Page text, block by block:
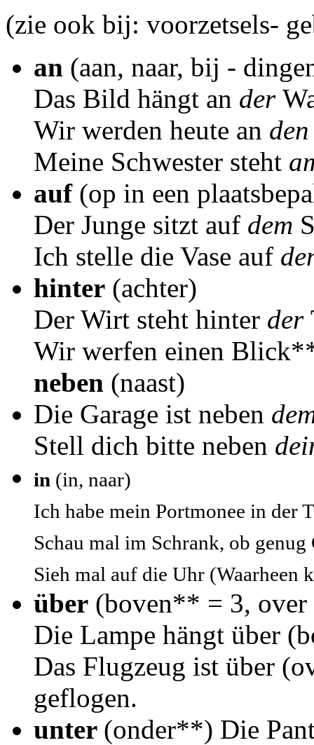
(zie ook bij: voorzetsels-
an (aan, naar, bij -
Das Bild hängt an der
Wir werden heute an
Meine Schwester steht
auf (op in een
Der Junge sitzt auf dem
Ich stelle die Vase auf
hinter (achter)
Der Wirt steht hinter der
Wir werfen einen
neben (naast)
Die Garage ist neben
Stell dich bitte neben
in (in, naar)
Ich habe mein Portmonee in der
Schau mal im Schrank, ob
Sieh mal auf die Uhr (Waarheen
über (boven** = 3, over
Die Lampe hängt über
Das Flugzeug ist über
geflogen.
unter (onder**) Die